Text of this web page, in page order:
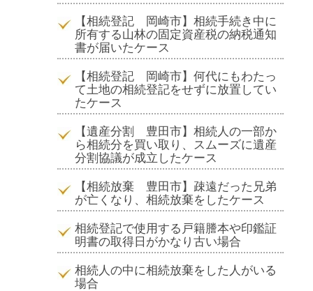
【相続登記 岡崎市】相続手続き中に
所有する山林の固定資産税の納税通知
書が届いたケース
【相続登記 岡崎市】何代にもわたっ
て土地の相続登記をせずに放置してい
たケース
【遺産分割 豊田市】相続人の一部か
ら相続分を買い取り、スムーズに遺産
分割協議が成立したケース
【相続放棄 豊田市】疎遠だった兄弟
が亡くなり、相続放棄をしたケース
相続登記で使用する戸籍謄本や印鑑証
明書の取得日がかなり古い場合
相続人の中に相続放棄をした人がいる
場合